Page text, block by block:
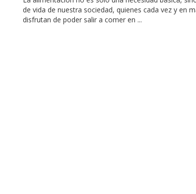
de vida de nuestra sociedad, quienes cada vez y en
disfrutan de poder salir a comer en ...